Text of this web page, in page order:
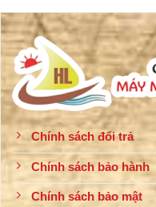
Chính sách đổi trả
Chính sách bảo hành
Chính sách bảo mật